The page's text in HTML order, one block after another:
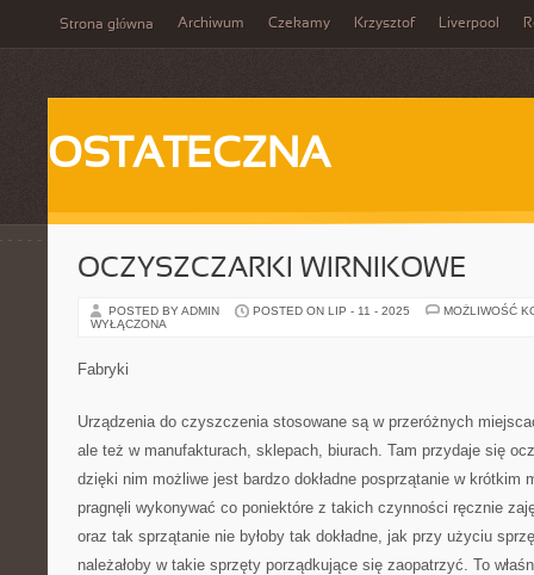
Strona główna Archiwum Czekamy Krzysztof Liverpool
OSTATECZNA
OCZYSZCZARKI WIRNIKOWE
POSTED BY ADMIN POSTED ON LIP - 11 - 2025
MOŻLIWOŚĆ
WYŁĄCZONA
Fabryki
Urządzenia do czyszczenia stosowane są w przeróżnych
ale też w manufakturach, sklepach, biurach. Tam przydaje się
dzięki nim możliwe jest bardzo dokładne posprzątanie w krótkim
pragnęli wykonywać co poniektóre z takich czynności ręcznie
oraz tak sprzątanie nie byłoby tak dokładne, jak przy użyciu
należałoby w takie sprzęty porządkujące się zaopatrzyć. To